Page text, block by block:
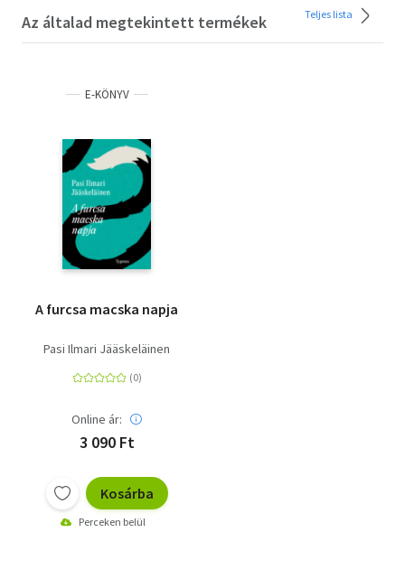
Az általad megtekintett termékek Teljes lista
E-KÖNYV
A furcsa macska napja
Pasi Ilmari Jääskeläinen
Online ár:
3 090 Ft
Kosárba
Perceken belül